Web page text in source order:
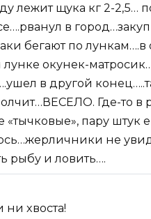
лежит щука кг 2-2,5…
в
бегают по лункам….в
окунек-
в другой
Где-то в
пару штук
не
рыбу и ловить….
хвоста!